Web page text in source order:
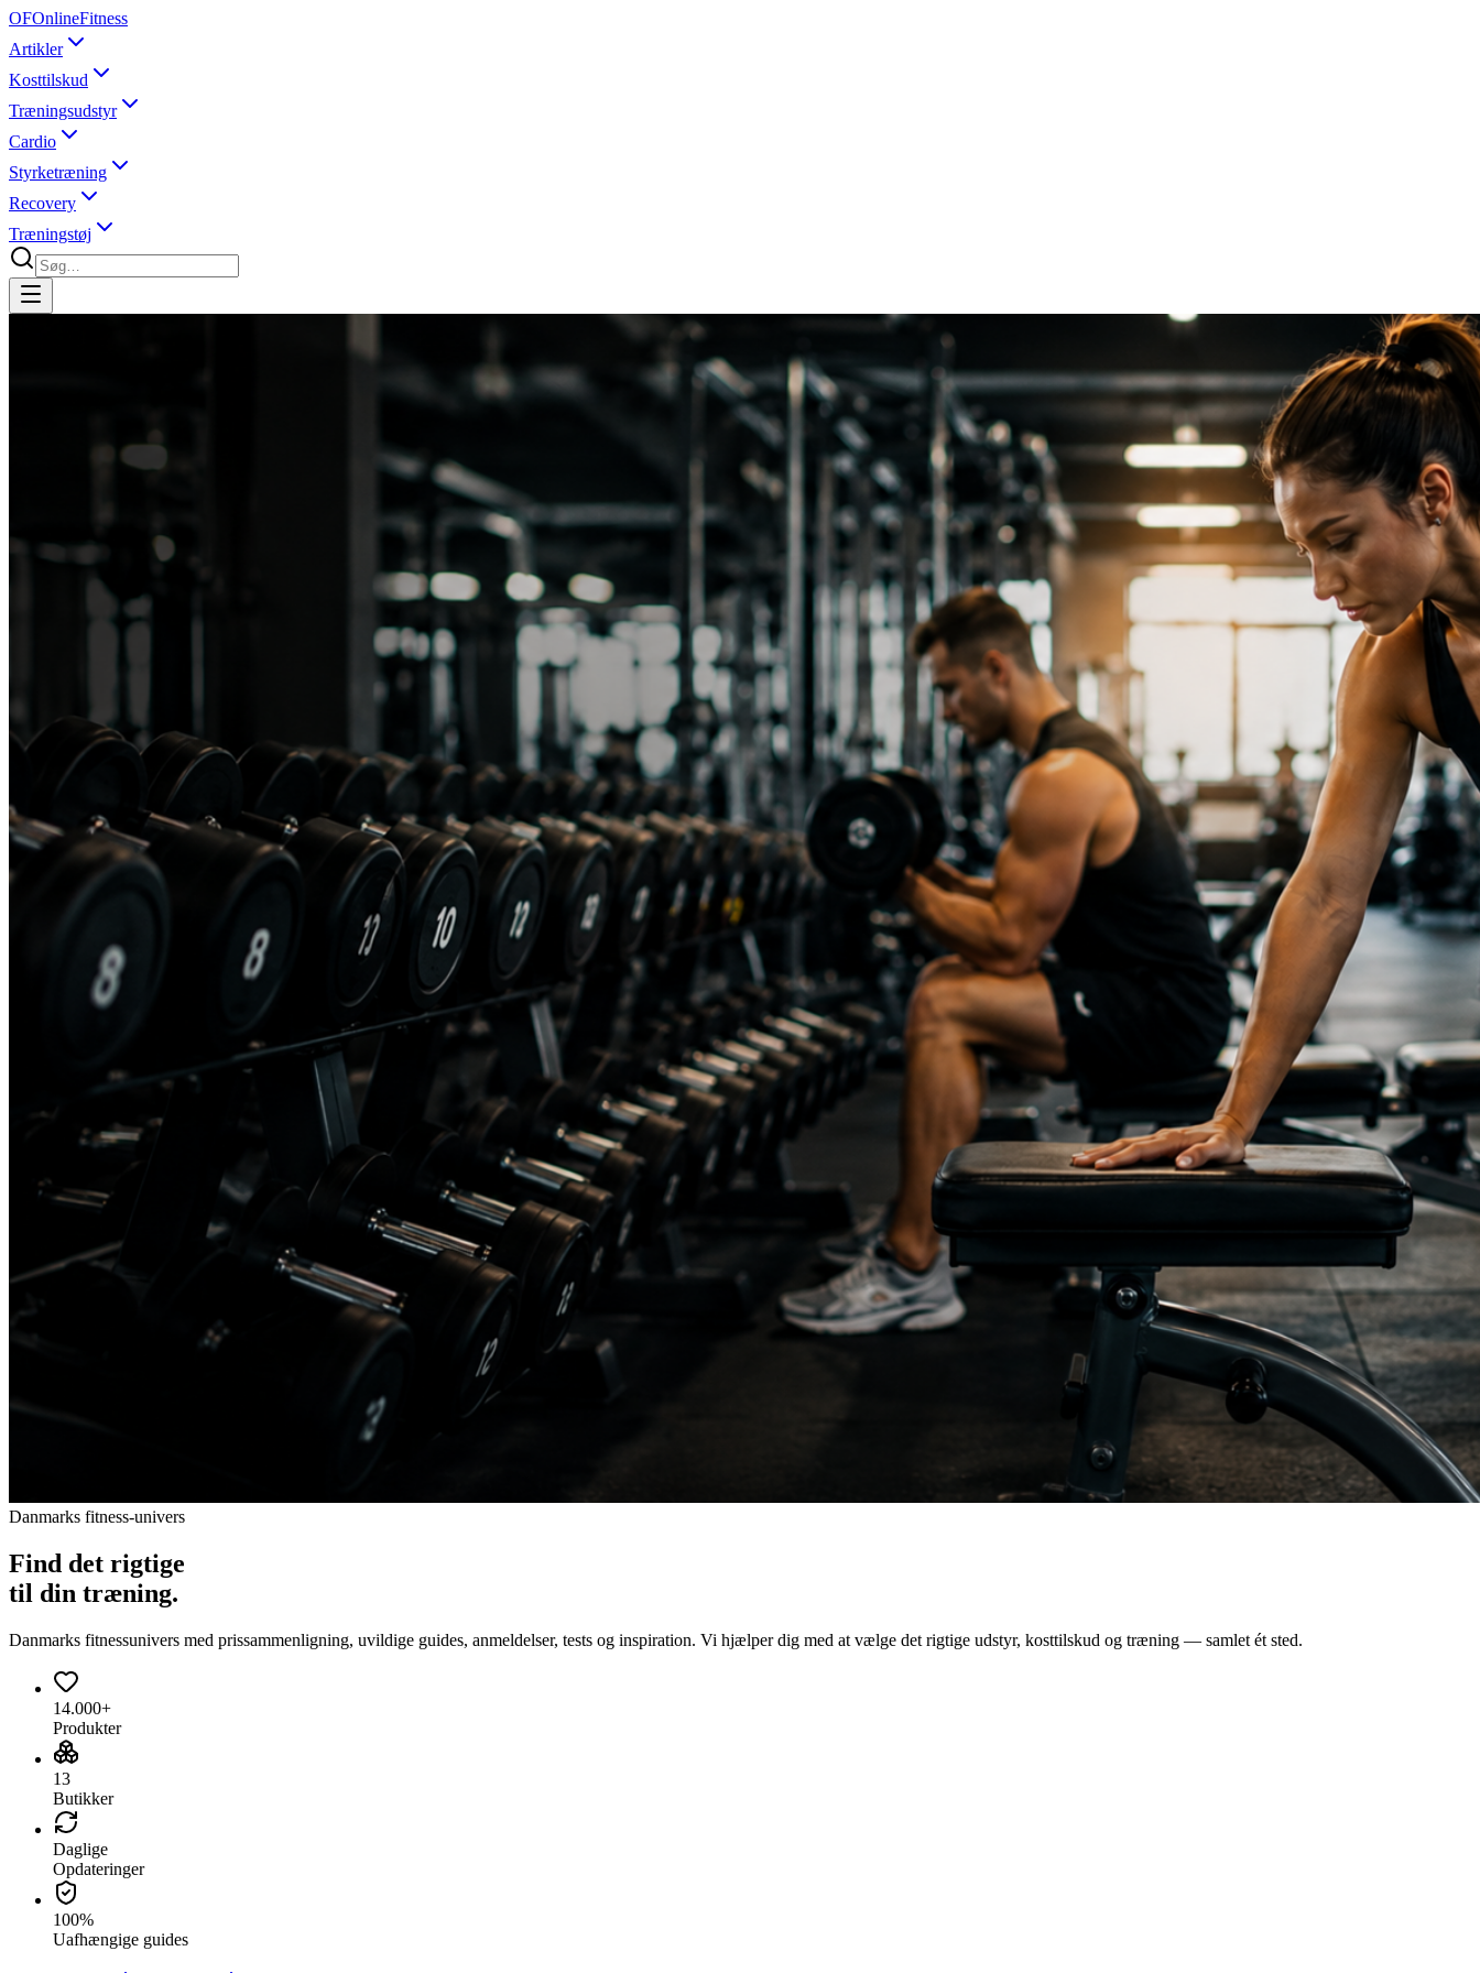
OFOnlineFitness
Artikler
Kosttilskud
Træningsudstyr
Cardio
Styrketræning
Recovery
Træningstøj
Danmarks fitness-univers
Find det rigtige
til din træning.
Danmarks fitnessunivers med prissammenligning, uvildige guides, anmeldelser, tests og inspiration. Vi hjælper dig med at vælge det rigtige udstyr, kosttilskud og træning — samlet ét sted.
14.000+
Produkter
13
Butikker
Daglige
Opdateringer
100%
Uafhængige guides